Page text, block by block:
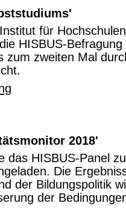
für
HISBUS-
zum zweiten Mal
2018'
das HISBUS-Panel
Die
der Bildungspolitik
der